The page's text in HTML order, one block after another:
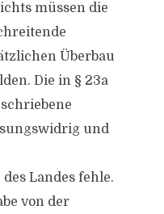
müssen die
Überbau
Die in § 23a
und
Landes fehle.
von der